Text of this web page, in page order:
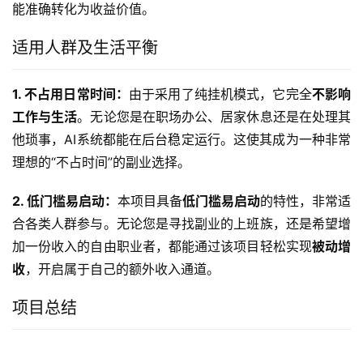
能准确转化为收益价值。
适用人群及生活平衡
1. 不占用日常时间： 由于采用了纯挂机模式，它完全不影响
工作与生活。无论您是在职场办公、居家休息还是在处理其
他琐事，AI系统都能在后台稳定运行。这使其成为一种非常
理想的“不占时间”的副业选择。
2. 低门槛易启动： 本项目具备低门槛易启动的特性，非常适
合各类人群参与。无论您是寻找副业的上班族，还是希望增
加一份收入的自由职业者，都能通过该项目轻松实现被动增
收，开启属于自己的额外收入通道。
项目总结